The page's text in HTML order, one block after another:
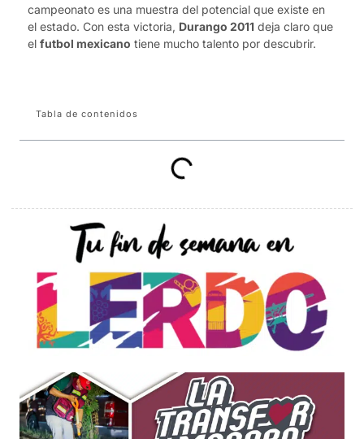
campeonato es una muestra del potencial que existe en
el estado. Con esta victoria, Durango 2011 deja claro que
el futbol mexicano tiene mucho talento por descubrir.
Tabla de contenidos